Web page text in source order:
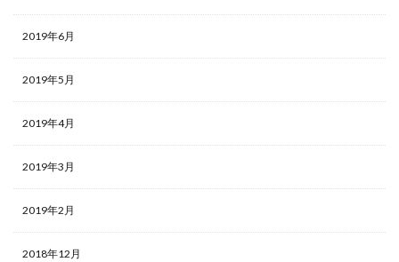
2019年6月
2019年5月
2019年4月
2019年3月
2019年2月
2018年12月